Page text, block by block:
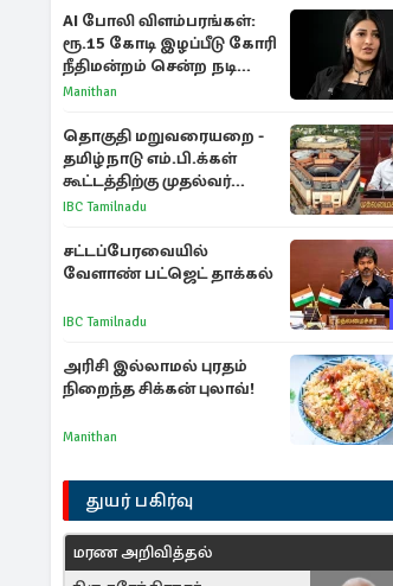
காந்தி
AI போலி விளம்பரங்கள்:
ரூ.15 கோடி இழப்பீடு கோரி
நீதிமன்றம் சென்ற நடிகை
ஸ்ருதி ஹாசன்!
Manithan
தொகுதி மறுவரையறை -
தமிழ்நாடு எம்.பி.க்கள்
கூட்டத்திற்கு முதல்வர்
விஜய் அழைப்பு
IBC Tamilnadu
சட்டப்பேரவையில்
வேளாண் பட்ஜெட் தாக்கல்
IBC Tamilnadu
அரிசி இல்லாமல் புரதம்
நிறைந்த சிக்கன் புலாவ்!
Manithan
துயர் பகிர்வு
மரண அறிவித்தல்